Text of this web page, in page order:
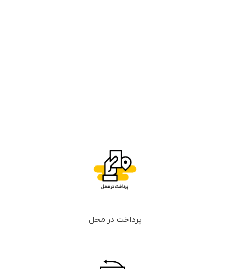
پرداخت در محل